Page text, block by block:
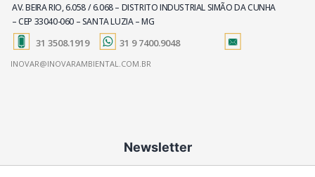
AV. BEIRA RIO, 6.058 / 6.068 – DISTRITO INDUSTRIAL SIMÃO DA CUNHA
– CEP 33040-060 – SANTA LUZIA – MG
31 3508.1919 31 9 7400.9048
INOVAR@INOVARAMBIENTAL.COM.BR
Newsletter